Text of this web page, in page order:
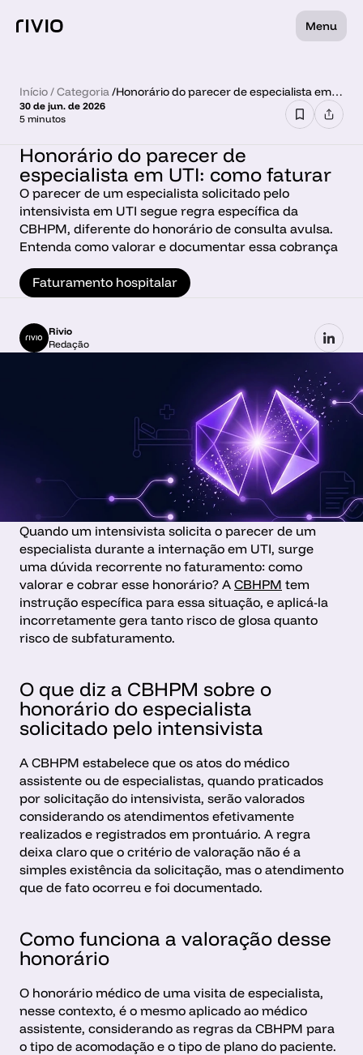
Menu
Início / Categoria /Honorário do parecer de especialista em
Honorário do parecer de
especialista em UTI: como faturar
O parecer de um especialista solicitado pelo
intensivista em UTI segue regra específica da
CBHPM, diferente do honorário de consulta avulsa.
Entenda como valorar e documentar essa cobrança
Faturamento hospitalar
Rivio
Redação
30 de jun. de 2026
5 minutos
Quando um intensivista solicita o parecer de um
especialista durante a internação em UTI, surge
uma dúvida recorrente no faturamento: como
valorar e cobrar esse honorário? A CBHPM tem
instrução específica para essa situação, e aplicá-la
incorretamente gera tanto risco de glosa quanto
risco de subfaturamento.
O que diz a CBHPM sobre o
honorário do especialista
solicitado pelo intensivista
A CBHPM estabelece que os atos do médico
assistente ou de especialistas, quando praticados
por solicitação do intensivista, serão valorados
considerando os atendimentos efetivamente
realizados e registrados em prontuário. A regra
deixa claro que o critério de valoração não é a
simples existência da solicitação, mas o atendimento
que de fato ocorreu e foi documentado.
Como funciona a valoração desse
honorário
O honorário médico de uma visita de especialista,
nesse contexto, é o mesmo aplicado ao médico
assistente, considerando as regras da CBHPM para
o tipo de acomodação e o tipo de plano do paciente.